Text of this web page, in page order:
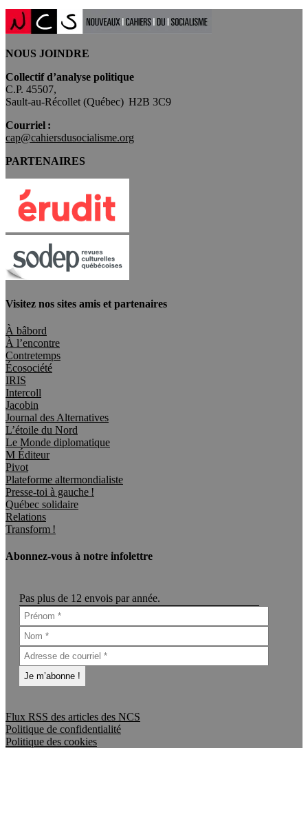
NOUS JOINDRE
Collectif d’analyse politique
C.P. 45507,
Sault-au-Récollet (Québec) H2B 3C9
Courriel :
cap@cahiersdusocialisme.org
PARTENAIRES
Visitez nos sites amis et partenaires
À bâbord
À l’encontre
Contretemps
Écosociété
IRIS
Intercoll
Jacobin
Journal des Alternatives
L’étoile du Nord
Le Monde diplomatique
M Éditeur
Pivot
Plateforme altermondialiste
Presse-toi à gauche !
Québec solidaire
Relations
Transform !
Abonnez-vous à notre infolettre
Pas plus de 12 envois par année.
Flux RSS des articles des NCS
Politique de confidentialité
Politique des cookies